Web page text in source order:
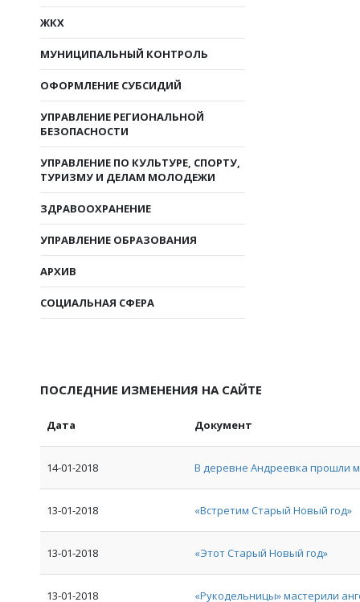
ЖКХ
МУНИЦИПАЛЬНЫЙ КОНТРОЛЬ
ОФОРМЛЕНИЕ СУБСИДИЙ
УПРАВЛЕНИЕ РЕГИОНАЛЬНОЙ
БЕЗОПАСНОСТИ
УПРАВЛЕНИЕ ПО КУЛЬТУРЕ, СПОРТУ,
ТУРИЗМУ И ДЕЛАМ МОЛОДЕЖИ
ЗДРАВООХРАНЕНИЕ
УПРАВЛЕНИЕ ОБРАЗОВАНИЯ
АРХИВ
СОЦИАЛЬНАЯ СФЕРА
ПОСЛЕДНИЕ ИЗМЕНЕНИЯ НА САЙТЕ
Дата Документ
14-01-2018 В деревне Андреевка прошли
13-01-2018 «Встретим Старый Новый год»
13-01-2018 «Этот Старый Новый год»
13-01-2018 «Рукодельницы» мастерили